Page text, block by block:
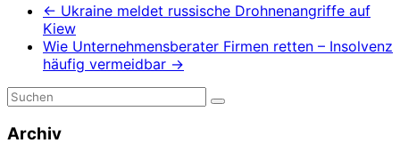
← Ukraine meldet russische Drohnenangriffe auf
Kiew
Wie Unternehmensberater Firmen retten – Insolvenz
häufig vermeidbar →
Archiv